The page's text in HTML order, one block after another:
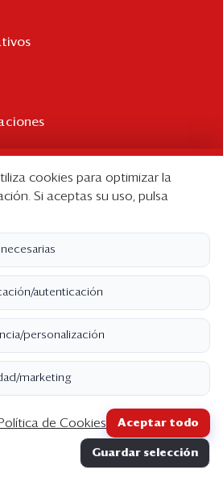
Semana Económica. Todos los
cookies para optimizar la
Si aceptas su uso, pulsa
autenticación
personalización
marketing
Política de Cookies Aceptar todo
Guardar selección